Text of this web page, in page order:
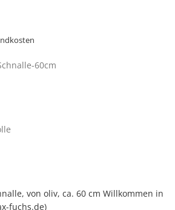
60cm
von oliv, ca. 60 cm Willkommen in
fuchs.de)